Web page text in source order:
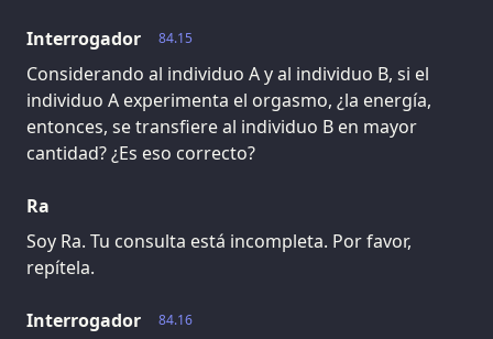
84.15
Interrogador
Considerando al individuo A y al individuo B, si el
individuo A experimenta el orgasmo, ¿la energía,
entonces, se transfiere al individuo B en mayor
cantidad? ¿Es eso correcto?
Ra
Soy Ra. Tu consulta está incompleta. Por favor,
repítela.
84.16
Interrogador